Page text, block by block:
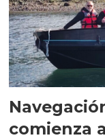
comienza